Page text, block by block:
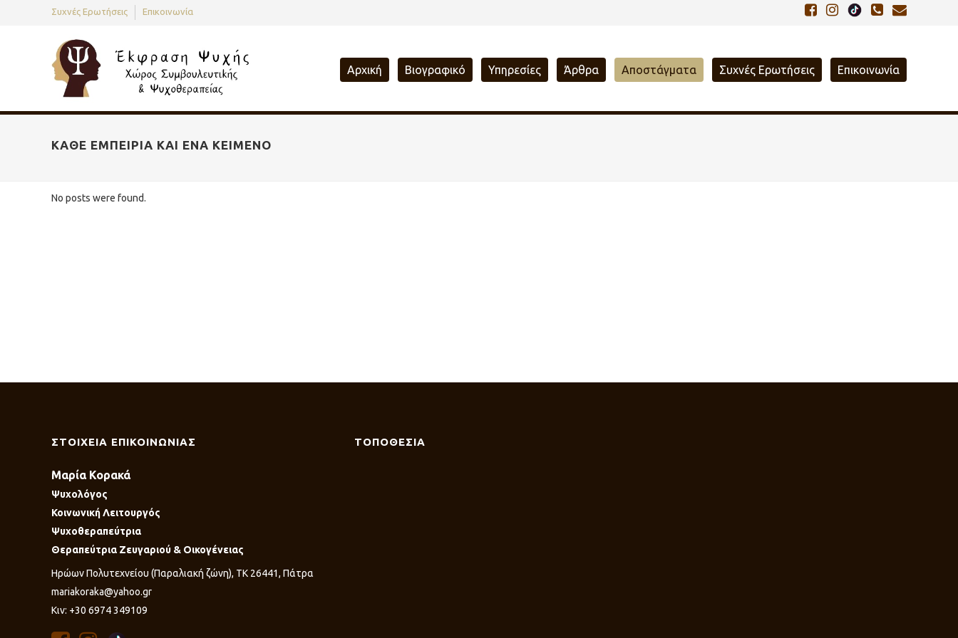
Συχνές Ερωτήσεις Επικοινωνία
Αρχική Βιογραφικό Υπηρεσίες Άρθρα Αποστάγματα Συχνές Ερωτήσεις Επικοινωνία
ΚΆΘΕ ΕΜΠΕΙΡΊΑ ΚΑΙ ΈΝΑ ΚΕΊΜΕΝΟ
No posts were found.
ΣΤΟΙΧΕΙΑ ΕΠΙΚΟΙΝΩΝΙΑΣ
Μαρία Κορακά
Ψυχολόγος
Κοινωνική Λειτουργός
Ψυχοθεραπεύτρια
Θεραπεύτρια Ζευγαριού & Οικογένειας
Ηρώων Πολυτεχνείου (Παραλιακή ζώνη), ΤΚ 26441, Πάτρα
mariakoraka@yahoo.gr
Κιν: +30 6974 349109
ΤΟΠΟΘΕΣΙΑ